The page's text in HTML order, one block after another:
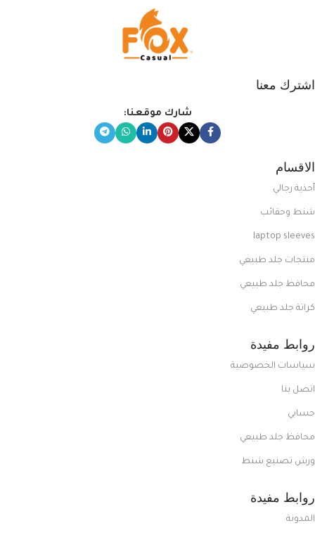
اشترك معنا
شارك موقعنا:
الاقسام
أحذية رجالي
شنط وحقائب
laptop sleeves
منتجات جلد طبيعي
محافظ جلد طبيعي
كراتة جلد طبيعي
روابط مفيدة
سياسات الخصوصية
اتصل بنا
حسابي
محافظ جلد طبيعي
ورش تصنيع شنط
روابط مفيدة
المدونة